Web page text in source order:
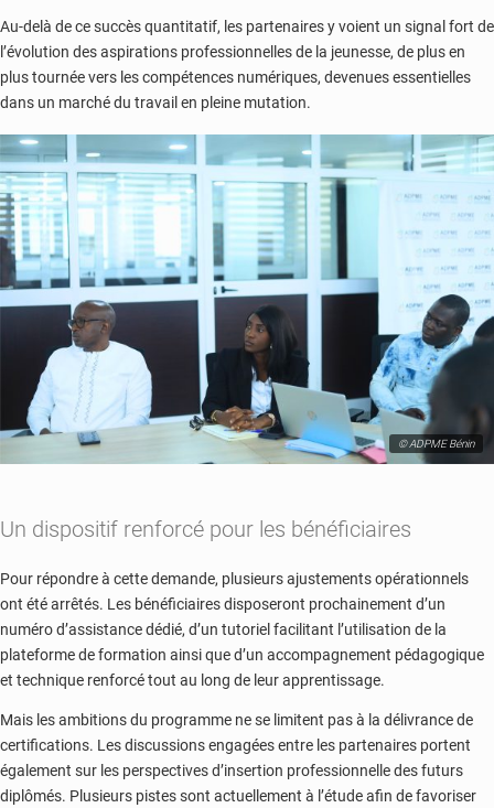
Au-delà de ce succès quantitatif, les partenaires y voient un signal fort de
l’évolution des aspirations professionnelles de la jeunesse, de plus en
plus tournée vers les compétences numériques, devenues essentielles
dans un marché du travail en pleine mutation.
© ADPME Bénin
Un dispositif renforcé pour les bénéficiaires
Pour répondre à cette demande, plusieurs ajustements opérationnels
ont été arrêtés. Les bénéficiaires disposeront prochainement d’un
numéro d’assistance dédié, d’un tutoriel facilitant l’utilisation de la
plateforme de formation ainsi que d’un accompagnement pédagogique
et technique renforcé tout au long de leur apprentissage.
Mais les ambitions du programme ne se limitent pas à la délivrance de
certifications. Les discussions engagées entre les partenaires portent
également sur les perspectives d’insertion professionnelle des futurs
diplômés. Plusieurs pistes sont actuellement à l’étude afin de favoriser